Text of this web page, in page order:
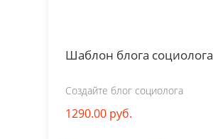
Шаблон блога социолога
Создайте блог социолога
1290.00 руб.